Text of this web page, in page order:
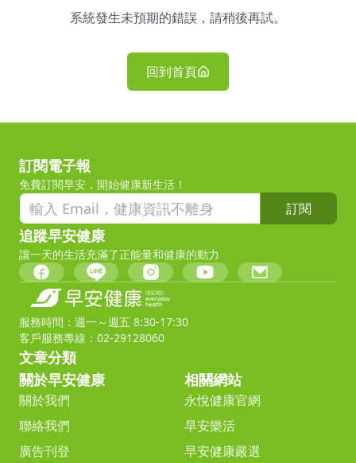
系統發生未預期的錯誤，請稍後再試。
回到首頁
訂閱電子報
免費訂閱早安，開始健康新生活！
訂閱
追蹤早安健康
讓一天的生活充滿了正能量和健康的動力
服務時間：週一～週五 8:30-17:30
客戶服務專線：02-29128060
文章分類
關於早安健康
關於我們
聯絡我們
廣告刊登
相關網站
永悅健康官網
早安樂活
早安健康嚴選